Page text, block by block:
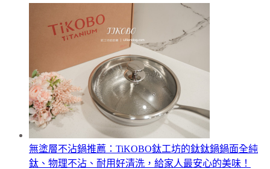
無塗層不沾鍋推薦：TiKOBO鈦工坊的鈦鈦鍋鍋面全純
鈦、物理不沾、耐用好清洗，給家人最安心的美味！